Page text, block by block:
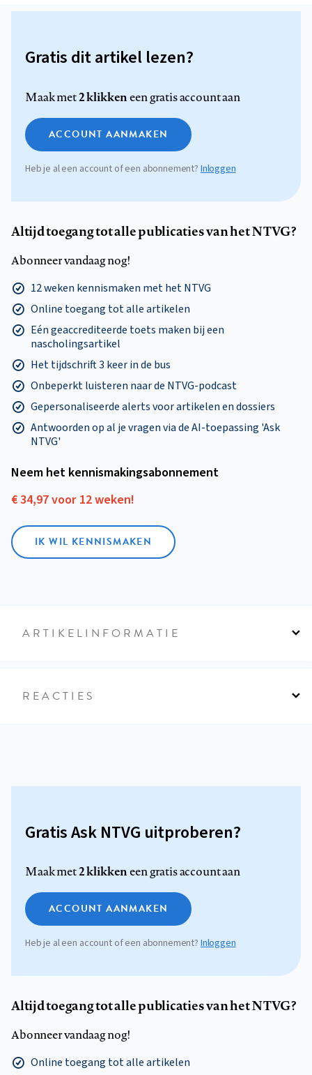
Gratis dit artikel lezen?
Maak met2 klikkeneen gratis account aan
ACCOUNT AANMAKEN
Heb je al een account of een abonnement? Inloggen
Altijd toegang tot alle publicaties van het NTVG?
Abonneer vandaag nog!
12 weken kennismaken met het NTVG
Online toegang tot alle artikelen
Eén geaccrediteerde toets maken bij een
nascholingsartikel
Het tijdschrift 3 keer in de bus
Onbeperkt luisteren naar de NTVG-podcast
Gepersonaliseerde alerts voor artikelen en dossiers
Antwoorden op al je vragen via de AI-toepassing 'Ask
NTVG'
Neem het kennismakings­abonnement
€ 34,97 voor 12 weken!
IK WIL KENNISMAKEN
ARTIKELINFORMATIE
REACTIES
Gratis Ask NTVG uitproberen?
Maak met2 klikkeneen gratis account aan
ACCOUNT AANMAKEN
Heb je al een account of een abonnement?Inloggen
Altijd toegang tot alle publicaties van het NTVG?
Abonneer vandaag nog!
Online toegang tot alle artikelen